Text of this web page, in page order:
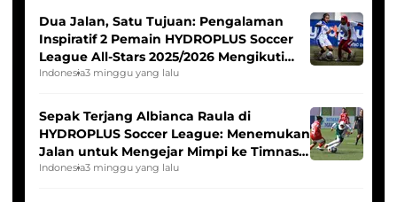
Dua Jalan, Satu Tujuan: Pengalaman
Inspiratif 2 Pemain HYDROPLUS Soccer
League All-Stars 2025/2026 Mengikuti
Seleksi Timnas Indonesia Putri
Indonesia3 minggu yang lalu
Sepak Terjang Albianca Raula di
HYDROPLUS Soccer League: Menemukan
Jalan untuk Mengejar Mimpi ke Timnas
Indonesia Putri
Indonesia3 minggu yang lalu